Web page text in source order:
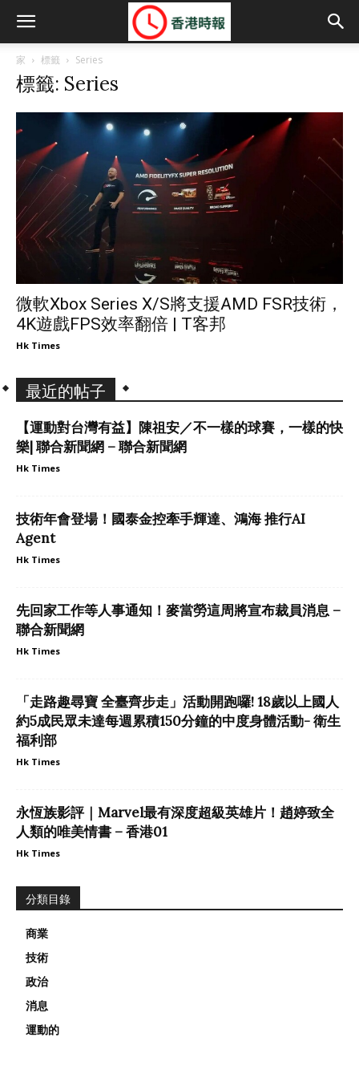
家 標籤 Series
標籤: Series
微軟Xbox Series X/S將支援AMD FSR技術，
4K遊戲FPS效率翻倍 | T客邦
Hk Times
最近的帖子
【運動對台灣有益】陳祖安／不一樣的球賽，一樣的快
樂| 聯合新聞網 – 聯合新聞網
Hk Times
技術年會登場！國泰金控牽手輝達、鴻海 推行AI
Agent
Hk Times
先回家工作等人事通知！麥當勞這周將宣布裁員消息 –
聯合新聞網
Hk Times
「走路趣尋寶 全臺齊步走」活動開跑囉! 18歲以上國人
約5成民眾未達每週累積150分鐘的中度身體活動- 衛生
福利部
Hk Times
永恆族影評｜Marvel最有深度超級英雄片！趙婷致全
人類的唯美情書 – 香港01
Hk Times
分類目錄
商業
技術
政治
消息
運動的